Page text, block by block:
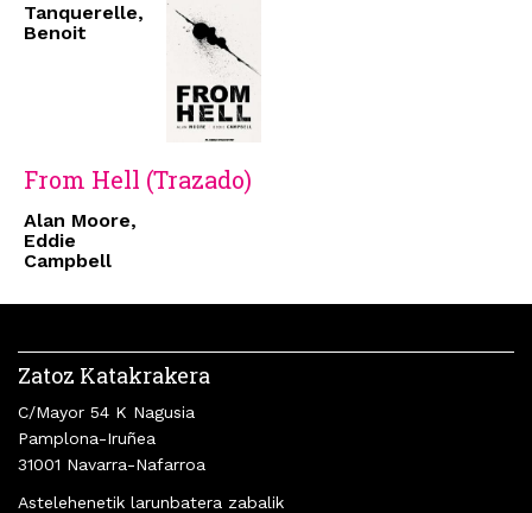
Tanquerelle,
Benoit
From Hell (Trazado)
Alan Moore,
Eddie
Campbell
Zatoz Katakrakera
C/Mayor 54 K Nagusia
Pamplona-Iruñea
31001 Navarra-Nafarroa
Astelehenetik larunbatera zabalik